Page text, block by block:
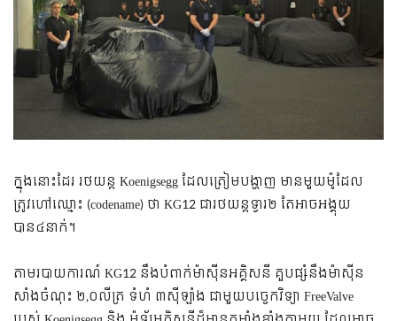
ក្នុងនោះដែរ រថយន្ត Koenigsegg ដែលត្រៀមបង្ហាញ មានមួយម៉ូដែល
ត្រូវហៅឈ្មោះ (codename) ថា KG12 ជារថយន្តទ្វារ២ តែអាចអង្គុយ
បាន៤នាក់។
តាមរបាយការណ៍ KG12 នឹងបំពាក់ម៉ាស៊ីនអគ្គិសនី គួបផ្សំនឹងម៉ាស៊ីន
សាំងចំណុះ ២,០លីត្រ ទំហំ ៣ស៊ីឡាំង ជាមួយបច្ចេកវិទ្យា FreeValve